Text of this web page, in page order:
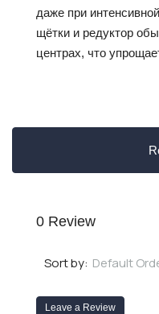
даже при
щётки и редуктор
центрах, что
0 Review
Sort by: Default
Leave a Review